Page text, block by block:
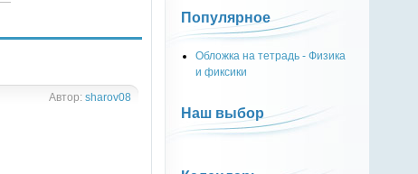
Автор:sharov08
Популярное
Обложка на тетрадь - Физика
и фиксики
Наш выбор